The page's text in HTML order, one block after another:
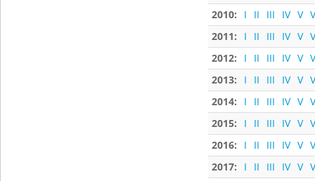
2010:
I II III IV V
2011:
I II III IV V
2012:
I II III IV V
2013:
I II III IV V
2014:
I II III IV V
2015:
I II III IV V
2016:
I II III IV V
2017:
I II III IV V